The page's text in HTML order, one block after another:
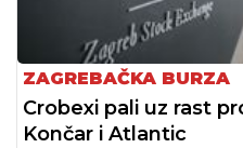
ZAGREBAČKA BURZA
Crobexi pali uz rast
Končar i Atlantic